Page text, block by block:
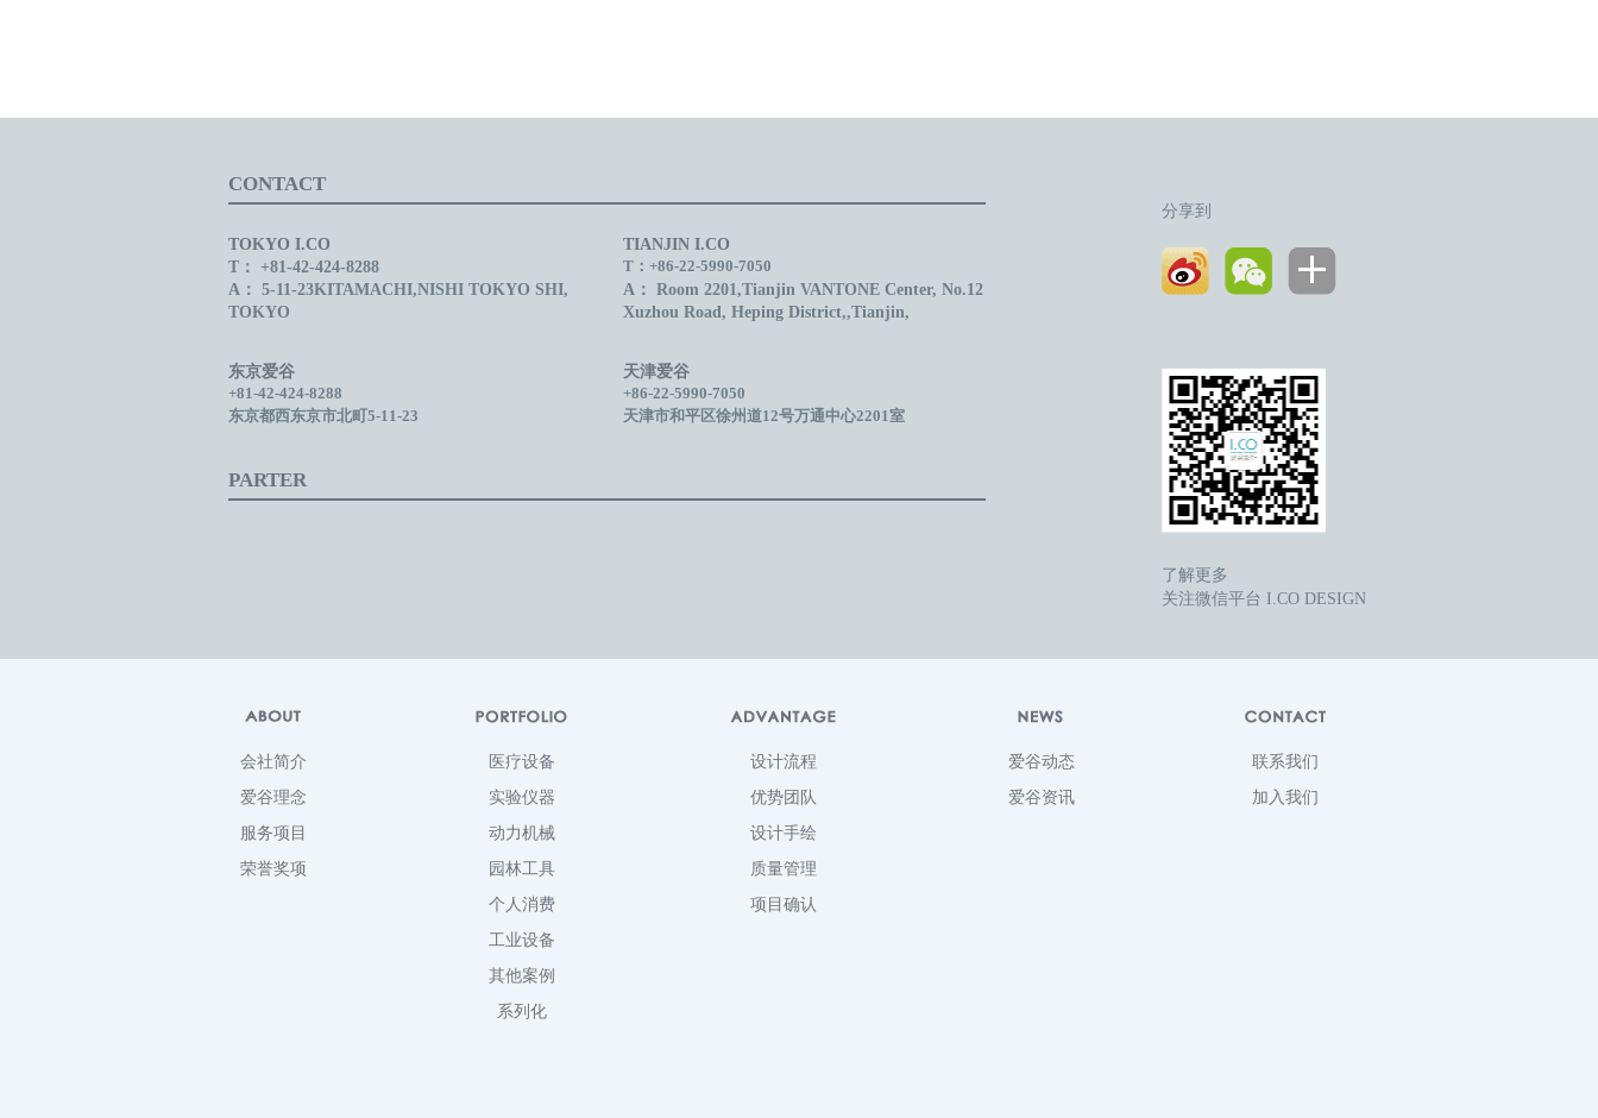
CONTACT
TOKYO I.CO
T： +81-42-424-8288
A： 5-11-23KITAMACHI,NISHI TOKYO SHI,
TOKYO
TIANJIN I.CO
T：+86-22-5990-7050
A： Room 2201,Tianjin VANTONE Center, No.12
Xuzhou Road, Heping District,,Tianjin,
东京爱谷
+81-42-424-8288
东京都西东京市北町5-11-23
天津爱谷
+86-22-5990-7050
天津市和平区徐州道12号万通中心2201室
PARTER
分享到
了解更多
关注微信平台 I.CO DESIGN
会社简介
爱谷理念
服务项目
荣誉奖项
医疗设备
实验仪器
动力机械
园林工具
个人消费
工业设备
其他案例
系列化
设计流程
优势团队
设计手绘
质量管理
项目确认
爱谷动态
爱谷资讯
联系我们
加入我们